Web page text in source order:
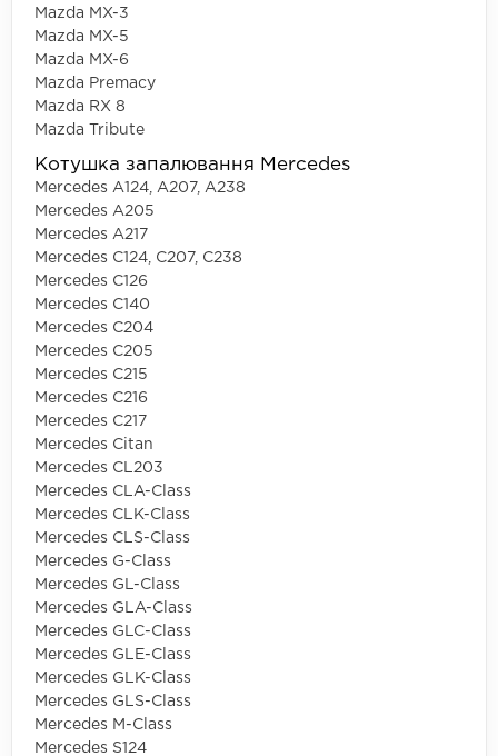
Mazda MX-3
Mazda MX-5
Mazda MX-6
Mazda Premacy
Mazda RX 8
Mazda Tribute
Котушка запалювання Mercedes
Mercedes A124, A207, A238
Mercedes A205
Mercedes A217
Mercedes C124, C207, C238
Mercedes C126
Mercedes C140
Mercedes C204
Mercedes C205
Mercedes C215
Mercedes C216
Mercedes C217
Mercedes Citan
Mercedes CL203
Mercedes CLA-Class
Mercedes CLK-Class
Mercedes CLS-Class
Mercedes G-Class
Mercedes GL-Class
Mercedes GLA-Class
Mercedes GLC-Class
Mercedes GLE-Class
Mercedes GLK-Class
Mercedes GLS-Class
Mercedes M-Class
Mercedes S124